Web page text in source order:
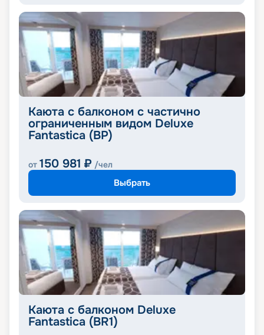
Каюта с балконом с частично
ограниченным видом Deluxe
Fantastica (BP)
от 150 981 ₽ /чел
Выбрать
Каюта с балконом Deluxe
Fantastica (BR1)